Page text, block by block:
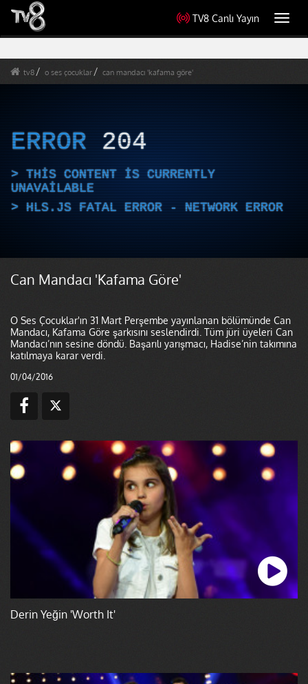
TV8 Canlı Yayın
tv8 o ses çocuklar can mandacı 'kafama göre'
ERROR 204
THIS CONTENT IS CURRENTLY
UNAVAILABLE
HLS.JS FATAL ERROR - NETWORK ERROR
Can Mandacı 'Kafama Göre'
O Ses Çocuklar'ın 31 Mart Perşembe yayınlanan bölümünde Can
Mandacı, Kafama Göre şarkısını seslendirdi. Tüm jüri üyeleri Can
Mandacı’nın sesine döndü. Başarılı yarışmacı, Hadise’nin takımına
katılmaya karar verdi.
01/04/2016
Derin Yeğin 'Worth It'